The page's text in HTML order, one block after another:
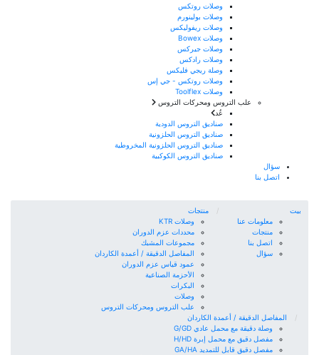
وصلات روتكس
وصلات بولينورم
وصلات ريفوليكس
وصلات Bowex
وصلات جيركس
وصلات رادكس
وصلة ريجي فليكس
وصلات روتكس - جي إس
وصلات Toolflex
علب التروس ومحركات التروس
عُد
صناديق التروس الدودية
صناديق التروس الحلزونية
صناديق التروس الحلزونية المخروطية
صناديق التروس الكوكبية
سؤال
اتصل بنا
بيت
معلومات عنا
منتجات
اتصل بنا
سؤال
منتجات
وصلات KTR
محددات عزم الدوران
مجموعات المشبك
المفاصل الدقيقة / أعمدة الكاردان
عمود قياس عزم الدوران
الأحزمة الصناعية
البكرات
وصلات
علب التروس ومحركات التروس
المفاصل الدقيقة / أعمدة الكاردان
وصلة دقيقة مع محمل عادي G/GD
مفصل دقيق مع محمل إبرة H/HD
مفصل دقيق قابل للتمديد GA/HA